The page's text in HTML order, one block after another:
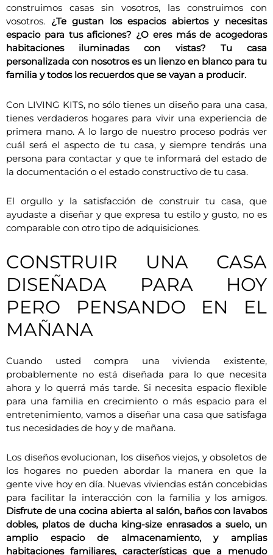
construimos casas sin vosotros, las construimos con
vosotros. ¿Te gustan los espacios abiertos y necesitas
espacio para tus aficiones? ¿O eres más de acogedoras
habitaciones iluminadas con vistas? Tu casa
personalizada con nosotros es un lienzo en blanco para tu
familia y todos los recuerdos que se vayan a producir.
Con LIVING KITS, no sólo tienes un diseño para una casa,
tienes verdaderos hogares para vivir una experiencia de
primera mano. A lo largo de nuestro proceso podrás ver
cuál será el aspecto de tu casa, y siempre tendrás una
persona para contactar y que te informará del estado de
la documentación o el estado constructivo de tu casa.
El orgullo y la satisfacción de construir tu casa, que
ayudaste a diseñar y que expresa tu estilo y gusto, no es
comparable con otro tipo de adquisiciones.
CONSTRUIR UNA CASA
DISEÑADA PARA HOY
PERO PENSANDO EN EL
MAÑANA
Cuando usted compra una vivienda existente,
probablemente no está diseñada para lo que necesita
ahora y lo querrá más tarde. Si necesita espacio flexible
para una familia en crecimiento o más espacio para el
entretenimiento, vamos a diseñar una casa que satisfaga
tus necesidades de hoy y de mañana.
Los diseños evolucionan, los diseños viejos, y obsoletos de
los hogares no pueden abordar la manera en que la
gente vive hoy en día. Nuevas viviendas están concebidas
para facilitar la interacción con la familia y los amigos.
Disfrute de una cocina abierta al salón, baños con lavabos
dobles, platos de ducha king-size enrasados a suelo, un
amplio espacio de almacenamiento, y amplias
habitaciones familiares, características que a menudo